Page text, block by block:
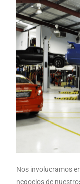
Nos involucramos
negocios de